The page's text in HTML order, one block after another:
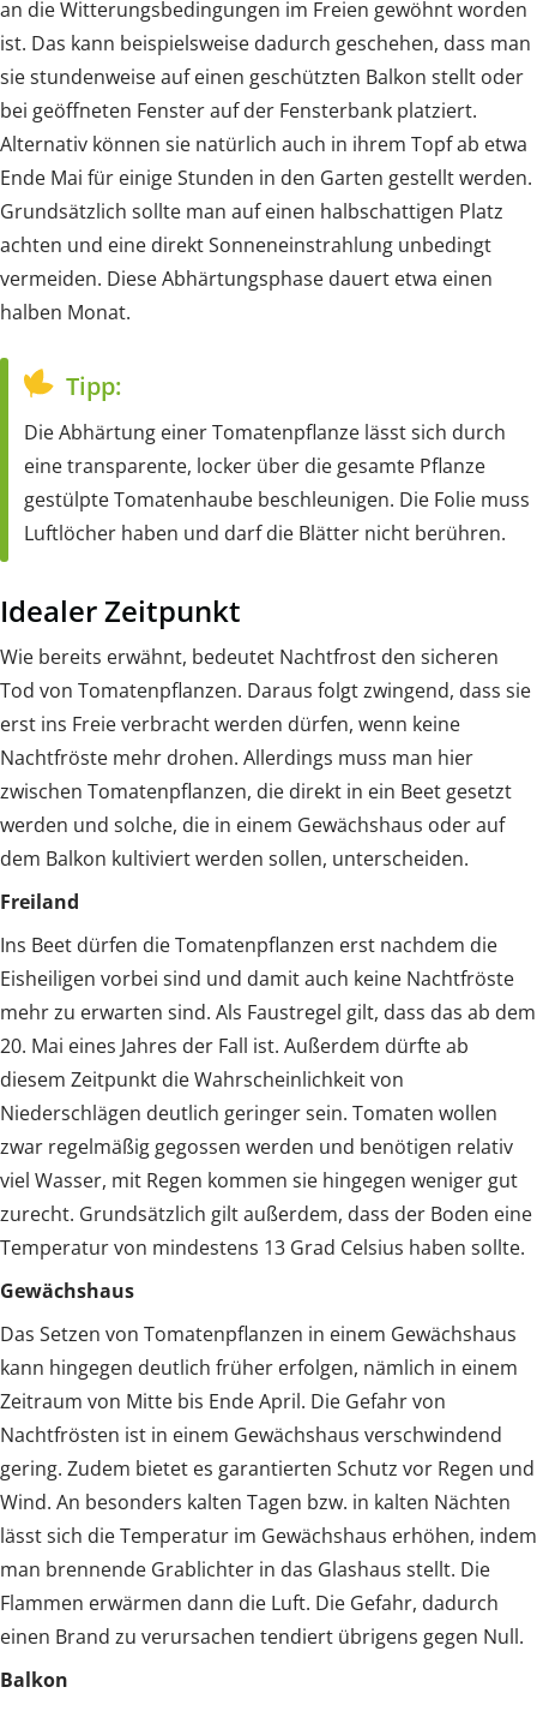
an die Witterungsbedingungen im Freien gewöhnt worden
ist. Das kann beispielsweise dadurch geschehen, dass man
sie stundenweise auf einen geschützten Balkon stellt oder
bei geöffneten Fenster auf der Fensterbank platziert.
Alternativ können sie natürlich auch in ihrem Topf ab etwa
Ende Mai für einige Stunden in den Garten gestellt werden.
Grundsätzlich sollte man auf einen halbschattigen Platz
achten und eine direkt Sonneneinstrahlung unbedingt
vermeiden. Diese Abhärtungsphase dauert etwa einen
halben Monat.
Tipp:
Die Abhärtung einer Tomatenpflanze lässt sich durch
eine transparente, locker über die gesamte Pflanze
gestülpte Tomatenhaube beschleunigen. Die Folie muss
Luftlöcher haben und darf die Blätter nicht berühren.
Idealer Zeitpunkt
Wie bereits erwähnt, bedeutet Nachtfrost den sicheren
Tod von Tomatenpflanzen. Daraus folgt zwingend, dass sie
erst ins Freie verbracht werden dürfen, wenn keine
Nachtfröste mehr drohen. Allerdings muss man hier
zwischen Tomatenpflanzen, die direkt in ein Beet gesetzt
werden und solche, die in einem Gewächshaus oder auf
dem Balkon kultiviert werden sollen, unterscheiden.
Freiland
Ins Beet dürfen die Tomatenpflanzen erst nachdem die
Eisheiligen vorbei sind und damit auch keine Nachtfröste
mehr zu erwarten sind. Als Faustregel gilt, dass das ab dem
20. Mai eines Jahres der Fall ist. Außerdem dürfte ab
diesem Zeitpunkt die Wahrscheinlichkeit von
Niederschlägen deutlich geringer sein. Tomaten wollen
zwar regelmäßig gegossen werden und benötigen relativ
viel Wasser, mit Regen kommen sie hingegen weniger gut
zurecht. Grundsätzlich gilt außerdem, dass der Boden eine
Temperatur von mindestens 13 Grad Celsius haben sollte.
Gewächshaus
Das Setzen von Tomatenpflanzen in einem Gewächshaus
kann hingegen deutlich früher erfolgen, nämlich in einem
Zeitraum von Mitte bis Ende April. Die Gefahr von
Nachtfrösten ist in einem Gewächshaus verschwindend
gering. Zudem bietet es garantierten Schutz vor Regen und
Wind. An besonders kalten Tagen bzw. in kalten Nächten
lässt sich die Temperatur im Gewächshaus erhöhen, indem
man brennende Grablichter in das Glashaus stellt. Die
Flammen erwärmen dann die Luft. Die Gefahr, dadurch
einen Brand zu verursachen tendiert übrigens gegen Null.
Balkon